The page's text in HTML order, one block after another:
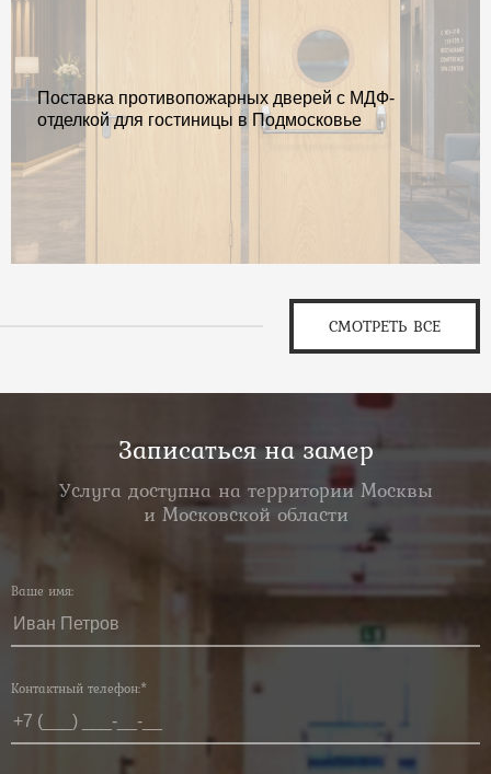
Поставка противопожарных дверей с МДФ-
отделкой для гостиницы в Подмосковье
СМОТРЕТЬ ВСЕ
Записаться на замер
Услуга доступна на территории Москвы
и Московской области
Ваше имя:
Контактный телефон:*